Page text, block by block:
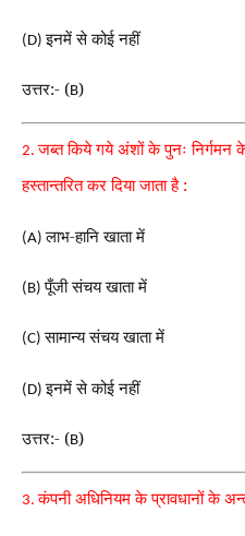
(D)इनमें से कोई नहीं
उत्तर:- (B)
2.जब्त किये गये अंशों के पुनः निर्गमन
हस्तान्तरित कर दिया जाता है :
(A)लाभ-हानि खाता में
(B)पूँजी संचय खाता में
(C)सामान्य संचय खाता में
(D)इनमें से कोई नहीं
उत्तर:- (B)
3.कंपनी अधिनियम के प्रावधानों के